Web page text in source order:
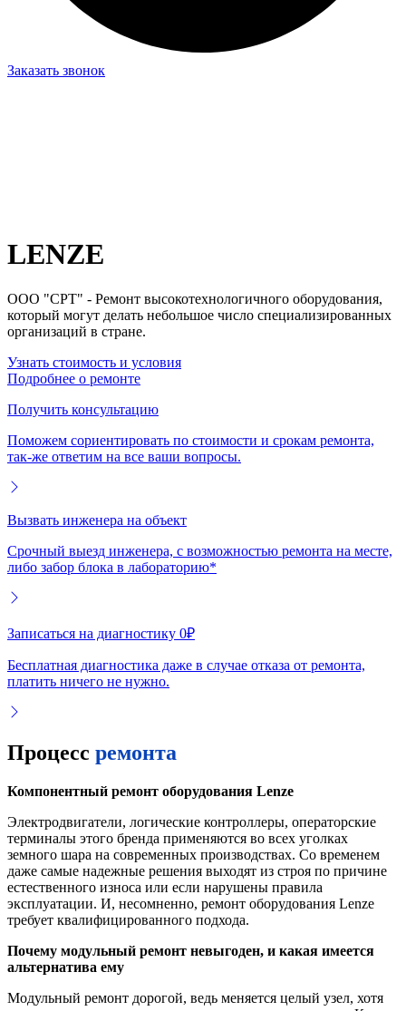
Заказать звонок
LENZE
ООО "СРТ" - Ремонт высокотехнологичного оборудования,
который могут делать небольшое число специализированных
организаций в стране.
Узнать стоимость и условия
Подробнее о ремонте
Получить консультацию
Поможем сориентировать по стоимости и срокам ремонта,
так-же ответим на все ваши вопросы.
Вызвать инженера на объект
Срочный выезд инженера, с возможностью ремонта на месте,
либо забор блока в лабораторию*
Записаться на диагностику 0₽
Бесплатная диагностика даже в случае отказа от ремонта,
платить ничего не нужно.
Процесс ремонта
Компонентный ремонт оборудования Lenze
Электродвигатели, логические контроллеры, операторские
терминалы этого бренда применяются во всех уголках
земного шара на современных производствах. Со временем
даже самые надежные решения выходят из строя по причине
естественного износа или если нарушены правила
эксплуатации. И, несомненно, ремонт оборудования Lenze
требует квалифицированного подхода.
Почему модульный ремонт невыгоден, и какая имеется
альтернатива ему
Модульный ремонт дорогой, ведь меняется целый узел, хотя